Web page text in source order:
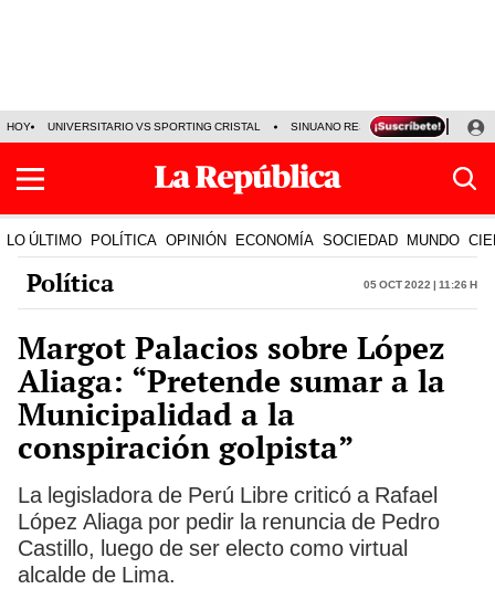
HOY UNIVERSITARIO VS SPORTING CRISTAL SINUANO RESULTADOS HOY
LO ÚLTIMO POLÍTICA OPINIÓN ECONOMÍA SOCIEDAD MUNDO
Política 05 Oct 2022 | 11:26 h
Margot Palacios sobre López
Aliaga: “Pretende sumar a la
Municipalidad a la
conspiración golpista”
La legisladora de Perú Libre criticó a Rafael
López Aliaga por pedir la renuncia de Pedro
Castillo, luego de ser electo como virtual
alcalde de Lima.